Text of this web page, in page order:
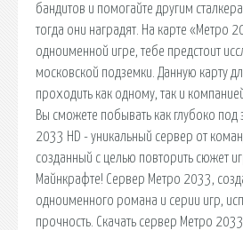
бандитов и помогайте другим
тогда они наградят. На карте «Метро
одноименной игре, тебе предстоит
московской подземки. Данную карту
проходить как одному, так и
Вы сможете побывать как глубоко под
2033 HD - уникальный сервер от
созданный с целью повторить сюжет
Майнкрафте! Сервер Метро 2033,
одноименного романа и серии игр,
прочность. Скачать сервер Метро